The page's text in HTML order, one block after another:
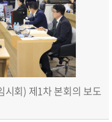
회) 제1차 본회의 보도